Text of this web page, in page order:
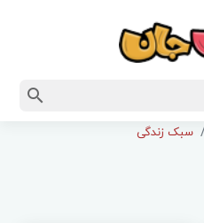
سبک زندگی